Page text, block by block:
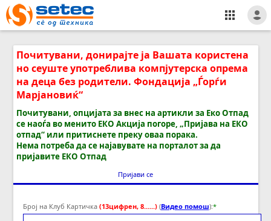
Почитувани, донирајте ја Вашата користена
но сеуште употреблива компјутерска опрема
на деца без родители. Фондација „Ѓорѓи
Марјановиќ“
Почитувани, опцијата за внес на артикли за Еко Отпад
се наоѓа во менито ЕКО Акција погоре, „Пријава на ЕКО
отпад“ или притиснете преку оваа порака.
Нема потреба да се најавувате на порталот за да
пријавите ЕКО Отпад
Пријави се
Број на Клуб Картичка (13цифрeн, 8......)(Видео помош):*